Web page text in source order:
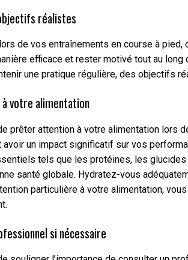
réalistes
de vos entraînements en course à
efficace et rester motivé tout au
une pratique régulière, des objectifs
votre alimentation
prêter attention à votre alimentation lors
avoir un impact significatif sur vos
tels que les protéines, les
santé globale. Hydratez-vous
particulière à votre alimentation,
si nécessaire